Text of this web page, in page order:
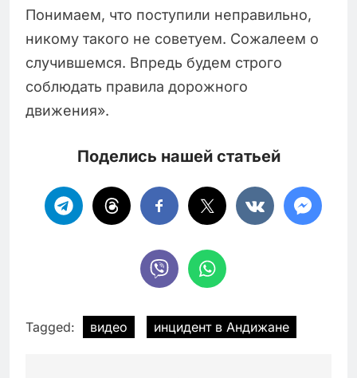
Понимаем, что поступили неправильно,
никому такого не советуем. Сожалеем о
случившемся. Впредь будем строго
соблюдать правила дорожного
движения».
Поделись нашей статьей
Tagged: видео инцидент в Андижане